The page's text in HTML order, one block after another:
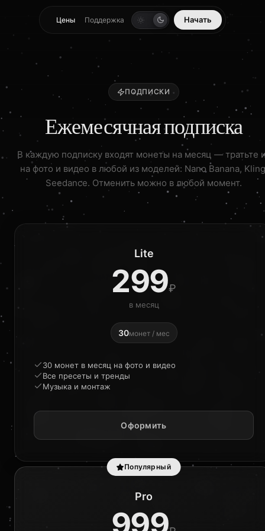
Цены Поддержка Начать
ПОДПИСКИ
Ежемесячная подписка
В каждую подписку входят монеты на месяц — тратьте
на фото и видео в любой из моделей: Nano Banana,
Seedance. Отменить можно в любой момент.
Lite
299₽
в месяц
30монет / мес
30 монет в месяц на фото и видео
Все пресеты и тренды
Музыка и монтаж
Оформить
Популярный
Pro